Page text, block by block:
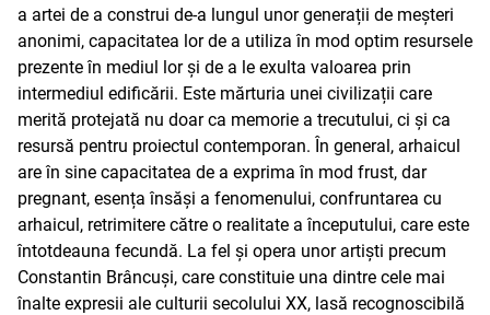
a artei de a construi de-a lungul unor generații de meșteri
anonimi, capacitatea lor de a utiliza în mod optim resursele
prezente în mediul lor și de a le exulta valoarea prin
intermediul edificării. Este mărturia unei civilizații care
merită protejată nu doar ca memorie a trecutului, ci și ca
resursă pentru proiectul contemporan. În general, arhaicul
are în sine capacitatea de a exprima în mod frust, dar
pregnant, esența însăși a fenomenului, confruntarea cu
arhaicul, retrimitere către o realitate a începutului, care este
întotdeauna fecundă. La fel și opera unor artiști precum
Constantin Brâncuși, care constituie una dintre cele mai
înalte expresii ale culturii secolului XX, lasă recognoscibilă